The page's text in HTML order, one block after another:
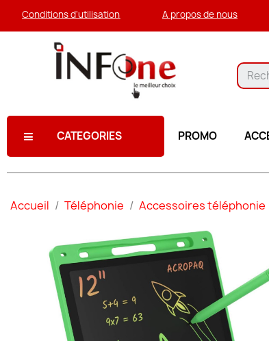
Conditions d'utilisation A propos de nous
CATEGORIES PROMO
Accueil Téléphonie Accessoires téléphonie